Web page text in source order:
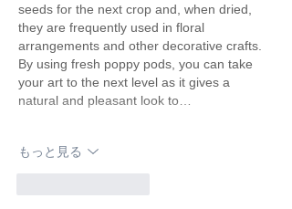
seeds for the next crop and, when dried,
they are frequently used in floral
arrangements and other decorative crafts.
By using fresh poppy pods, you can take
your art to the next level as it gives a
natural and pleasant look to…
もっと見る